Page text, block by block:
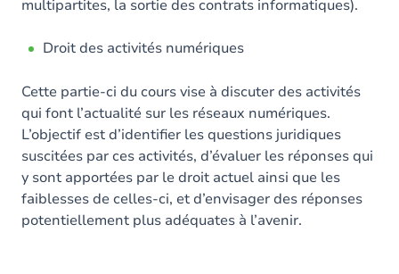
multipartites, la sortie des contrats informatiques).
Droit des activités numériques
Cette partie-ci du cours vise à discuter des activités
qui font l’actualité sur les réseaux numériques.
L’objectif est d’identifier les questions juridiques
suscitées par ces activités, d’évaluer les réponses qui
y sont apportées par le droit actuel ainsi que les
faiblesses de celles-ci, et d’envisager des réponses
potentiellement plus adéquates à l’avenir.